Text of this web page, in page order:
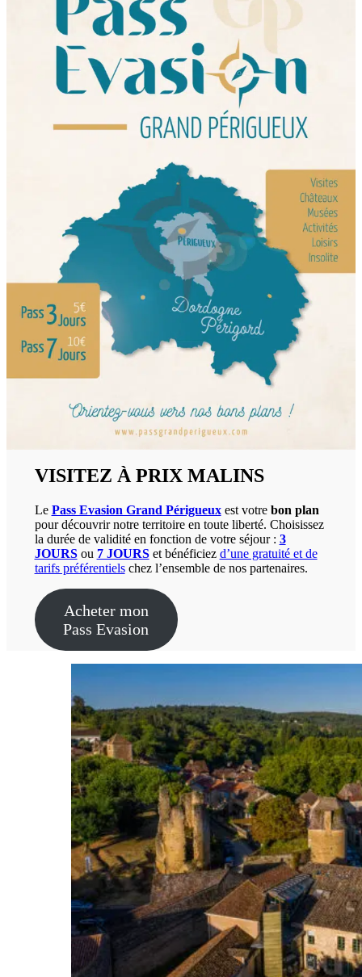
VISITEZ À PRIX MALINS
Le Pass Evasion Grand Périgueuxest votre bon plan
pour découvrir notre territoire en toute liberté. Choisissez
la durée de validité en fonction de votre séjour : 3
JOURS ou 7 JOURSet bénéficiez d’une gratuité et de
tarifs préférentielschez l’ensemble de nos partenaires.
Acheter mon
Pass Evasion